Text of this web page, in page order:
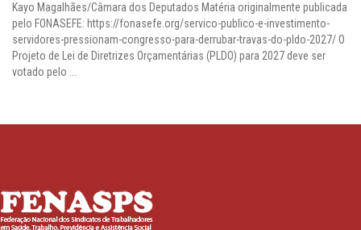
Kayo Magalhães/Câmara dos Deputados Matéria originalmente publicada
pelo FONASEFE: https://fonasefe.org/servico-publico-e-investimento-
servidores-pressionam-congresso-para-derrubar-travas-do-pldo-2027/ O
Projeto de Lei de Diretrizes Orçamentárias (PLDO) para 2027 deve ser
votado pelo ...